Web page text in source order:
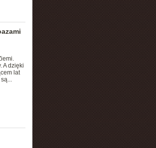
A dzięki
lat